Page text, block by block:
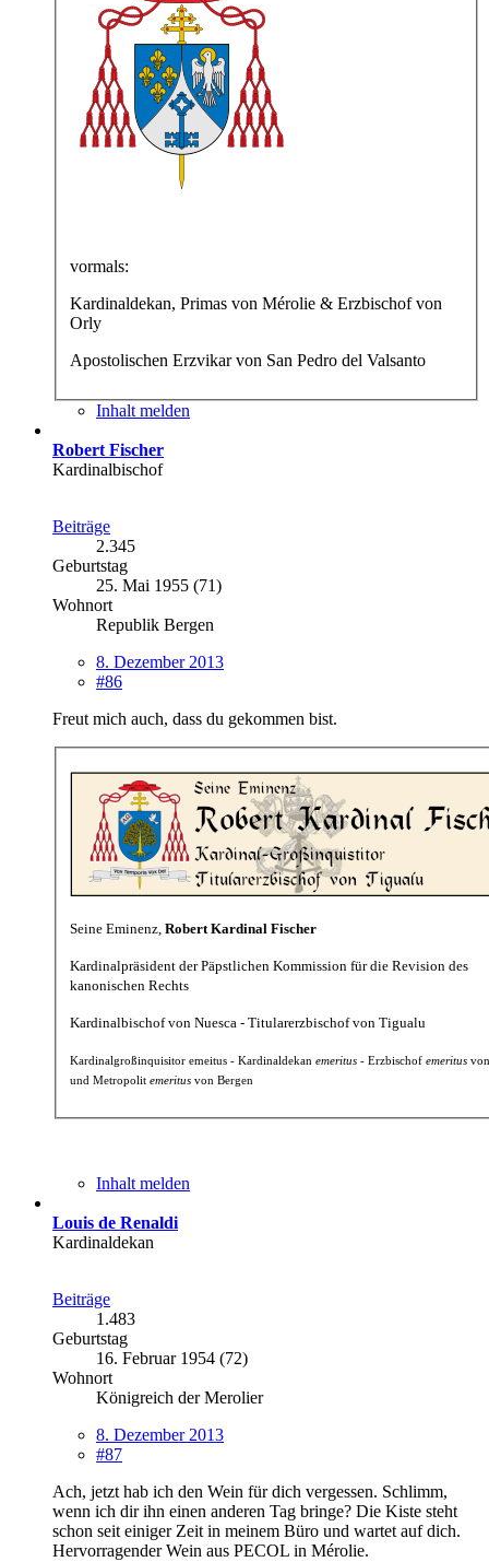
vormals:
Kardinaldekan, Primas von Mérolie & Erzbischof von
Orly
Apostolischen Erzvikar von San Pedro del Valsanto
Inhalt melden
Robert Fischer
Kardinalbischof
Beiträge
2.345
Geburtstag
25. Mai 1955 (71)
Wohnort
Republik Bergen
8. Dezember 2013
#86
Freut mich auch, dass du gekommen bist.
Seine Eminenz, Robert Kardinal Fischer
Kardinalpräsident der Päpstlichen Kommission für die Revision des
kanonischen Rechts
Kardinalbischof von Nuesca - Titularerzbischof von Tigualu
Kardinalgroßinquisitor emeitus - Kardinaldekan emeritus - Erzbischof emeritus
und Metropolit emeritus von Bergen
Inhalt melden
Louis de Renaldi
Kardinaldekan
Beiträge
1.483
Geburtstag
16. Februar 1954 (72)
Wohnort
Königreich der Merolier
8. Dezember 2013
#87
Ach, jetzt hab ich den Wein für dich vergessen. Schlimm,
wenn ich dir ihn einen anderen Tag bringe? Die Kiste steht
schon seit einiger Zeit in meinem Büro und wartet auf dich.
Hervorragender Wein aus PECOL in Mérolie.